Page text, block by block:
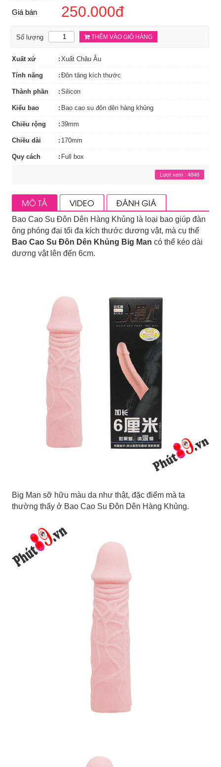
Giá bán 250.000đ
Số lượng THÊM VÀO GIỎ HÀNG
Xuất xứ Xuất Châu Âu
Tính năng Đôn tăng kích thước
Thành phần Silicon
Kiểu bao Bao cao su đôn dên hàng khủng
Chiều rộng 39mm
Chiều dài 170mm
Quy cách Full box
Lượt xem : 4848
MÔ TẢ VIDEO ĐÁNH GIÁ
Bao Cao Su Đôn Dên Hàng Khủng là loại bao giúp đàn
ông phóng đại tối đa kích thước dương vật, mà cụ thể
Bao Cao Su Đôn Dên Khủng Big Man có thể kéo dài
dương vật lên đến 6cm.
Big Man sỡ hữu màu da như thật, đặc điểm mà ta
thường thấy ở Bao Cao Su Đôn Dên Hàng Khủng.